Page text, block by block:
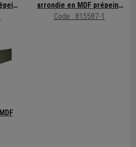
arrondie en MDF prépeint
en blanc
Code : 815587-1